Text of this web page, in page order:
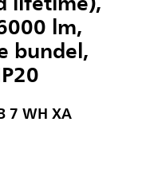
lm,
bundel,
7 WH XA